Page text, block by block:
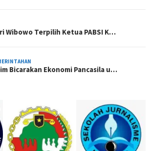
Wibowo Terpilih Ketua PABSI K…
Bicarakan Ekonomi Pancasila u…